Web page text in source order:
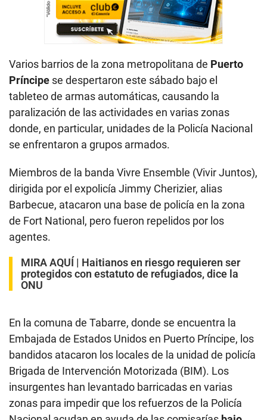
Varios barrios de la zona metropolitana de Puerto
Príncipe se despertaron este sábado bajo el
tableteo de armas automáticas, causando la
paralización de las actividades en varias zonas
donde, en particular, unidades de la Policía Nacional
se enfrentaron a grupos armados.
Miembros de la banda Vivre Ensemble (Vivir Juntos),
dirigida por el expolicía Jimmy Cherizier, alias
Barbecue, atacaron una base de policía en la zona
de Fort National, pero fueron repelidos por los
agentes.
MIRA AQUÍ | Haitianos en riesgo requieren ser
protegidos con estatuto de refugiados, dice la
ONU
En la comuna de Tabarre, donde se encuentra la
Embajada de Estados Unidos en Puerto Príncipe, los
bandidos atacaron los locales de la unidad de policía
Brigada de Intervención Motorizada (BIM). Los
insurgentes han levantado barricadas en varias
zonas para impedir que los refuerzos de la Policía